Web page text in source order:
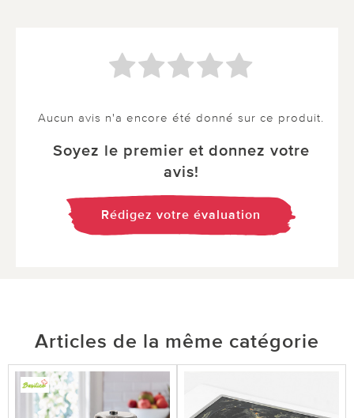
Aucun avis n'a encore été donné sur ce produit.
Soyez le premier et donnez votre
avis!
Rédigez votre évaluation
Articles de la même catégorie